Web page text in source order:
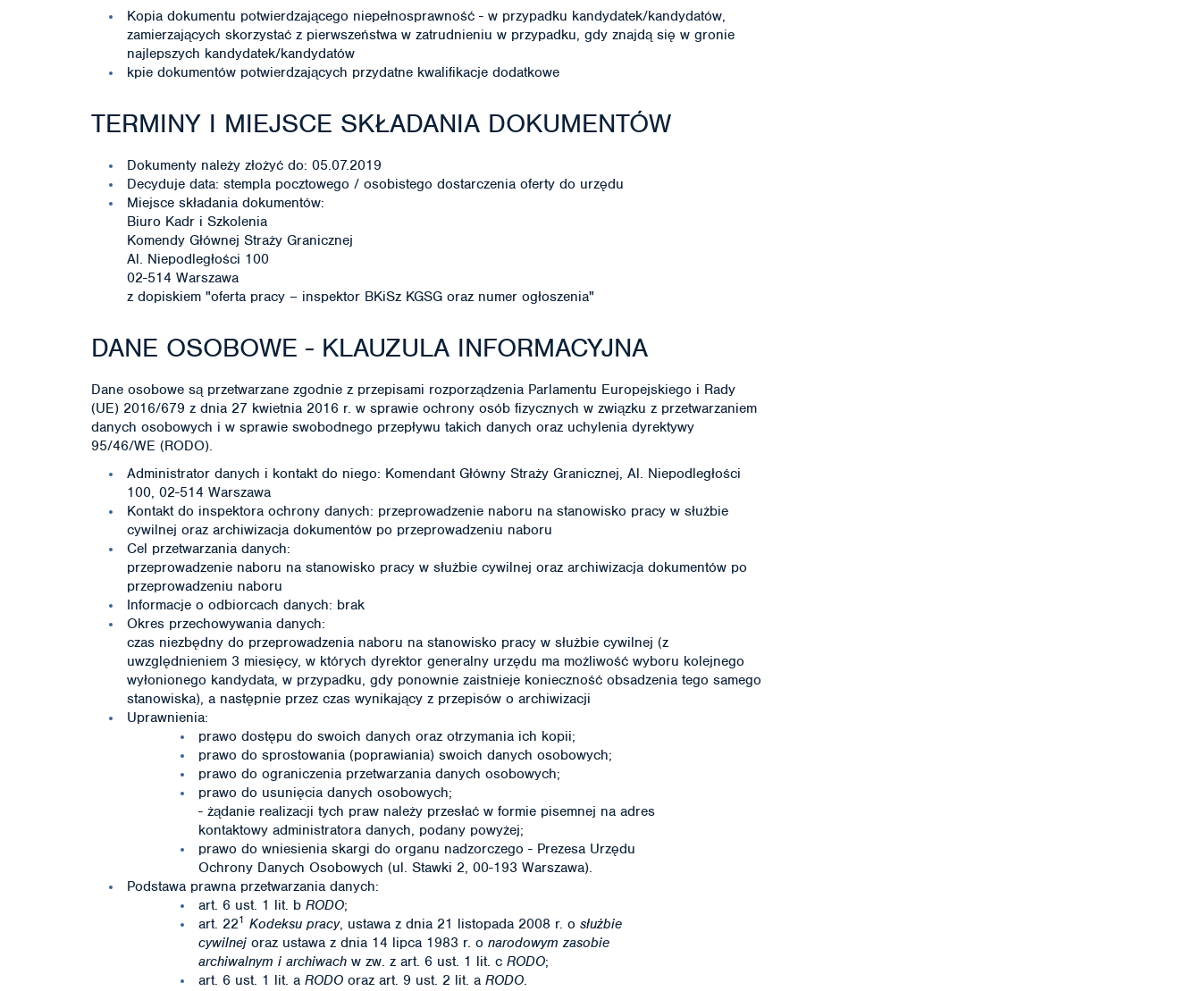
Kopia dokumentu potwierdzającego niepełnosprawność - w przypadku kandydatek/kandydatów,
zamierzających skorzystać z pierwszeństwa w zatrudnieniu w przypadku, gdy znajdą się w gronie
najlepszych kandydatek/kandydatów
kpie dokumentów potwierdzających przydatne kwalifikacje dodatkowe
TERMINY I MIEJSCE SKŁADANIA DOKUMENTÓW
Dokumenty należy złożyć do: 05.07.2019
Decyduje data: stempla pocztowego / osobistego dostarczenia oferty do urzędu
Miejsce składania dokumentów:
Biuro Kadr i Szkolenia
Komendy Głównej Straży Granicznej
Al. Niepodległości 100
02-514 Warszawa
z dopiskiem "oferta pracy – inspektor BKiSz KGSG oraz numer ogłoszenia"
DANE OSOBOWE - KLAUZULA INFORMACYJNA
Dane osobowe są przetwarzane zgodnie z przepisami rozporządzenia Parlamentu Europejskiego i Rady
(UE) 2016/679 z dnia 27 kwietnia 2016 r. w sprawie ochrony osób fizycznych w związku z przetwarzaniem
danych osobowych i w sprawie swobodnego przepływu takich danych oraz uchylenia dyrektywy
95/46/WE (RODO).
Administrator danych i kontakt do niego: Komendant Główny Straży Granicznej, Al. Niepodległości
100, 02-514 Warszawa
Kontakt do inspektora ochrony danych: przeprowadzenie naboru na stanowisko pracy w służbie
cywilnej oraz archiwizacja dokumentów po przeprowadzeniu naboru
Cel przetwarzania danych:
przeprowadzenie naboru na stanowisko pracy w służbie cywilnej oraz archiwizacja dokumentów po
przeprowadzeniu naboru
Informacje o odbiorcach danych: brak
Okres przechowywania danych:
czas niezbędny do przeprowadzenia naboru na stanowisko pracy w służbie cywilnej (z
uwzględnieniem 3 miesięcy, w których dyrektor generalny urzędu ma możliwość wyboru kolejnego
wyłonionego kandydata, w przypadku, gdy ponownie zaistnieje konieczność obsadzenia tego samego
stanowiska), a następnie przez czas wynikający z przepisów o archiwizacji
Uprawnienia:
prawo dostępu do swoich danych oraz otrzymania ich kopii;
prawo do sprostowania (poprawiania) swoich danych osobowych;
prawo do ograniczenia przetwarzania danych osobowych;
prawo do usunięcia danych osobowych;
- żądanie realizacji tych praw należy przesłać w formie pisemnej na adres
kontaktowy administratora danych, podany powyżej;
prawo do wniesienia skargi do organu nadzorczego - Prezesa Urzędu
Ochrony Danych Osobowych (ul. Stawki 2, 00-193 Warszawa).
Podstawa prawna przetwarzania danych:
art. 6 ust. 1 lit. b RODO;
art. 221 Kodeksu pracy, ustawa z dnia 21 listopada 2008 r. o służbie
cywilnej oraz ustawa z dnia 14 lipca 1983 r. o narodowym zasobie
archiwalnym i archiwach w zw. z art. 6 ust. 1 lit. c RODO;
art. 6 ust. 1 lit. a RODO oraz art. 9 ust. 2 lit. a RODO.